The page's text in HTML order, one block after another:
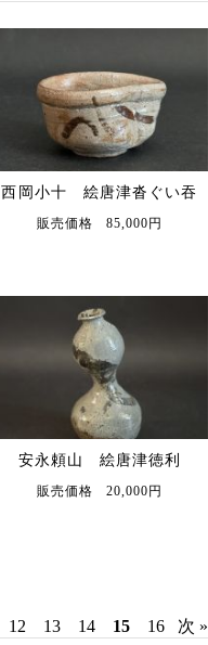
西岡小十 絵唐津沓ぐい吞
販売価格 85,000円
安永頼山 絵唐津徳利
販売価格 20,000円
12 13 14 15 16 次 »